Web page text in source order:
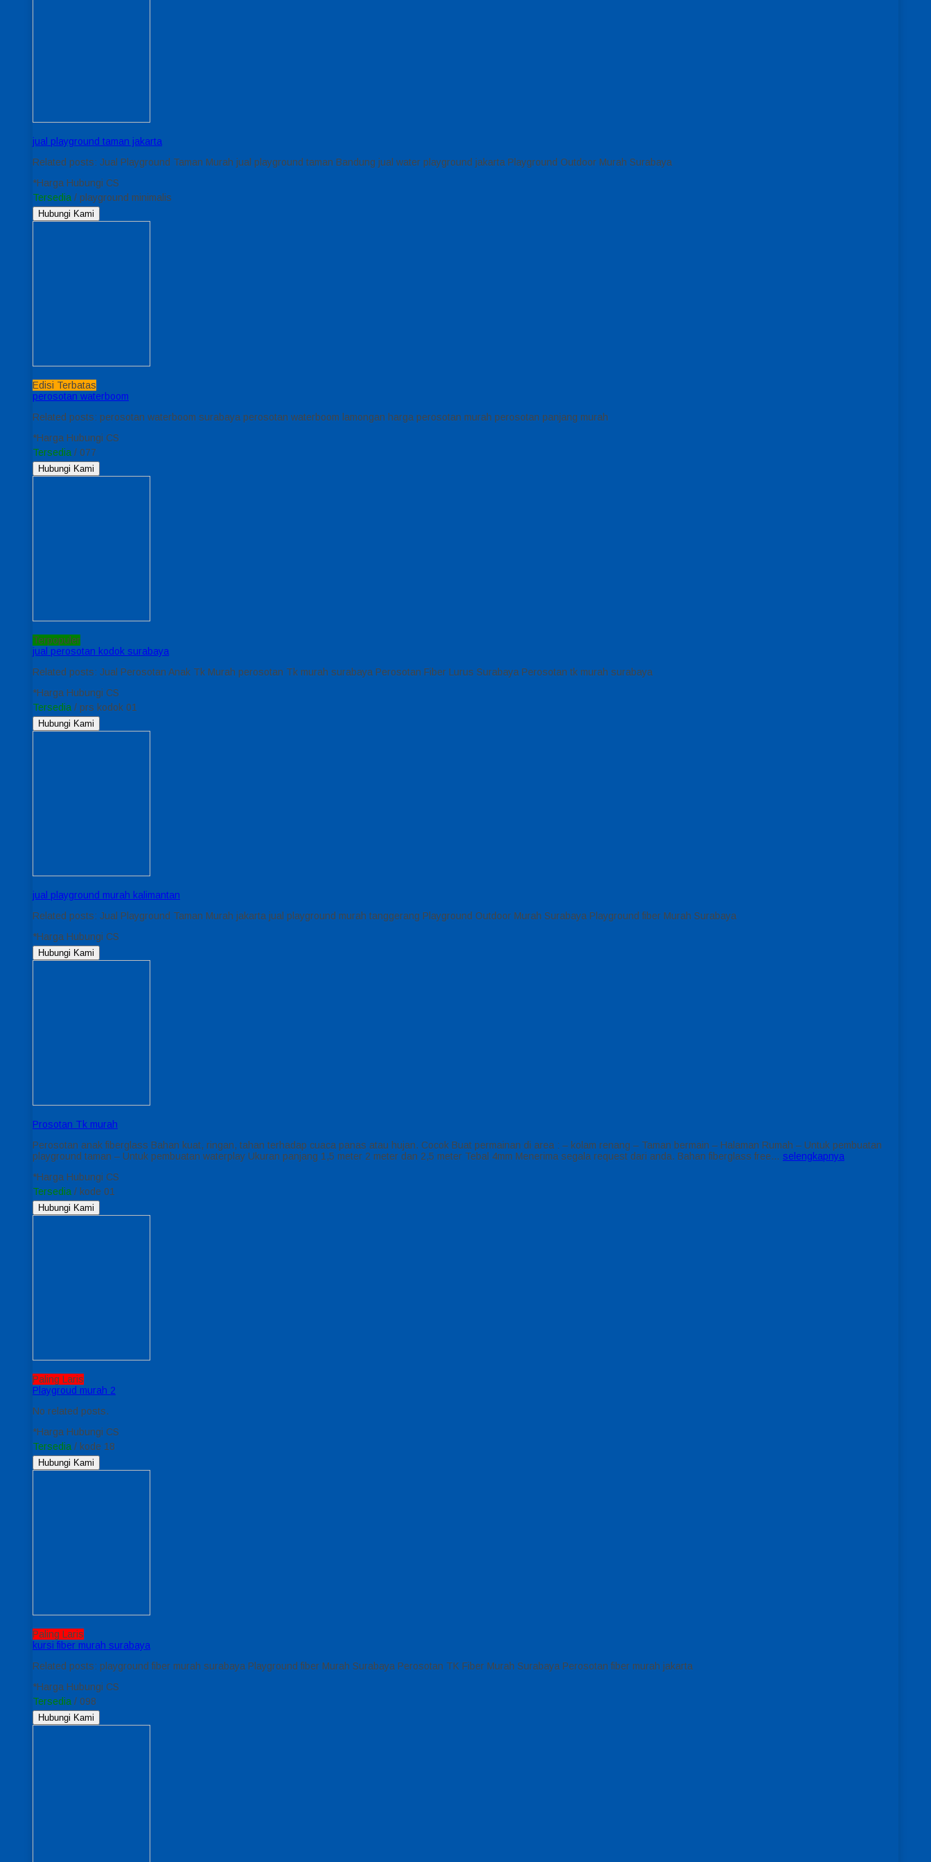
jual playground taman jakarta
Related posts: Jual Playground Taman Murah jual playground taman Bandung jual water playground jakarta Playground Outdoor Murah Surabaya
*Harga Hubungi CS
Tersedia / playground minimalis
Hubungi Kami
Edisi Terbatas
perosotan waterboom
Related posts: perosotan waterboom surabaya perosotan waterboom lamongan harga perosotan murah perosotan panjang murah
*Harga Hubungi CS
Tersedia / 077
Hubungi Kami
Terpopuler
jual perosotan kodok surabaya
Related posts: Jual Perosotan Anak Tk Murah perosotan Tk murah surabaya Perosotan Fiber Lurus Surabaya Perosotan tk murah surabaya
*Harga Hubungi CS
Tersedia / prs kodok 01
Hubungi Kami
jual playground murah kalimantan
Related posts: Jual Playground Taman Murah jakarta jual playground murah tanggerang Playground Outdoor Murah Surabaya Playground fiber Murah Surabaya
*Harga Hubungi CS
Hubungi Kami
Prosotan Tk murah
Perosotan anak fiberglass Bahan kuat, ringan, tahan terhadap cuaca panas atau hujan. Cocok Buat permainan di area : – kolam renang – Taman bermain – Halaman Rumah – Untuk pembuatan
playground taman – Untuk pembuatan waterplay Ukuran panjang 1,5 meter 2 meter dan 2,5 meter Tebal 4mm Menerima segala request dari anda. Bahan fiberglass free… selengkapnya
*Harga Hubungi CS
Tersedia / kode 01
Hubungi Kami
Paling Laris
Playgroud murah 2
No related posts.
*Harga Hubungi CS
Tersedia / kode 18
Hubungi Kami
Paling Laris
kursi fiber murah surabaya
Related posts: playground fiber murah surabaya Playground fiber Murah Surabaya Perosotan TK Fiber Murah Surabaya Perosotan fiber murah jakarta
*Harga Hubungi CS
Tersedia / 098
Hubungi Kami